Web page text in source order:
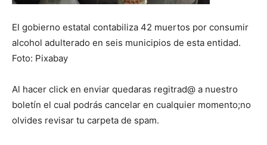
El gobierno estatal contabiliza 42 muertos por consumir
alcohol adulterado en seis municipios de esta entidad.
Foto: Pixabay
Al hacer click en enviar quedaras regitrad@ a nuestro
boletín el cual podrás cancelar en cualquier momento;no
olvides revisar tu carpeta de spam.